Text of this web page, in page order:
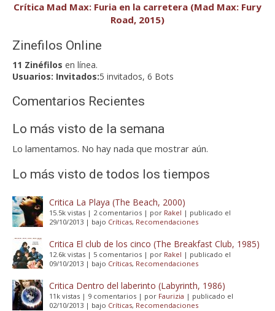
Crítica Mad Max: Furia en la carretera (Mad Max: Fury
Road, 2015)
Zinefilos Online
11 Zinéfilos en línea.
Usuarios: Invitados:5 invitados, 6 Bots
Comentarios Recientes
Lo más visto de la semana
Lo lamentamos. No hay nada que mostrar aún.
Lo más visto de todos los tiempos
Critica La Playa (The Beach, 2000)
15.5k vistas | 2 comentarios | por Rakel | publicado el
29/10/2013 | bajo Críticas, Recomendaciones
Critica El club de los cinco (The Breakfast Club, 1985)
12.6k vistas | 5 comentarios | por Rakel | publicado el
09/10/2013 | bajo Críticas, Recomendaciones
Critica Dentro del laberinto (Labyrinth, 1986)
11k vistas | 9 comentarios | por Faurizia | publicado el
02/10/2013 | bajo Críticas, Recomendaciones